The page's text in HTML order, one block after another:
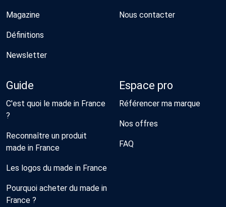
Magazine
Définitions
Newsletter
Nous contacter
Guide
C'est quoi le made in France
?
Reconnaître un produit
made in France
Les logos du made in France
Pourquoi acheter du made in
France ?
Espace pro
Référencer ma marque
Nos offres
FAQ